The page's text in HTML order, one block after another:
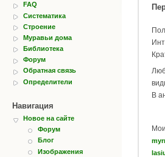
FAQ
Систематика
Строение
Муравьи дома
Библиотека
Форум
Обратная связь
Определители
Навигация
Новое на сайте
Форум
Блог
Изображения
В